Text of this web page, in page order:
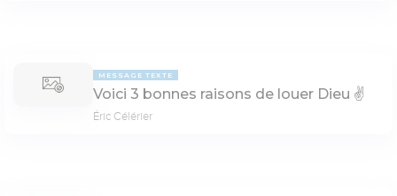
MESSAGE TEXTE
Voici 3 bonnes raisons de louer Dieu ✌️
Éric Célérier